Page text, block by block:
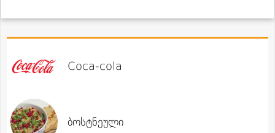
Coca-cola
ბოსტნეული